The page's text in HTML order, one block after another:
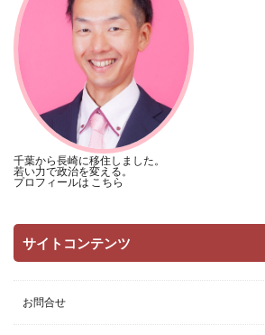
千葉から長崎に移住しました。
若い力で政治を変える。
プロフィールは こちら
サイトコンテンツ
お問合せ